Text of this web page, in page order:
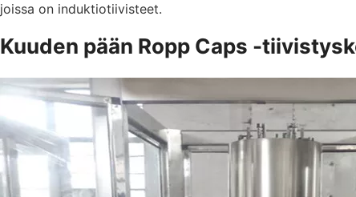
joissa on induktiotiivisteet.
Kuuden pään Ropp Caps -